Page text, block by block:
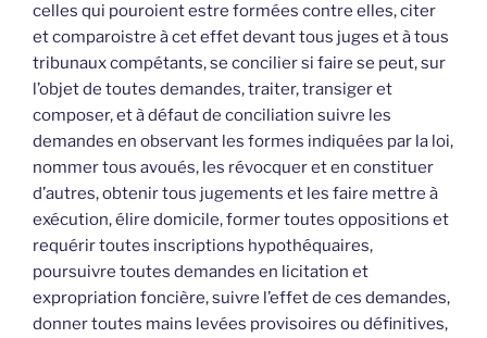
celles qui pouroient estre formées contre elles, citer
et comparoistre à cet effet devant tous juges et à tous
tribunaux compétants, se concilier si faire se peut, sur
l’objet de toutes demandes, traiter, transiger et
composer, et à défaut de conciliation suivre les
demandes en observant les formes indiquées par la loi,
nommer tous avoués, les révocquer et en constituer
d’autres, obtenir tous jugements et les faire mettre à
exécution, élire domicile, former toutes oppositions et
requérir toutes inscriptions hypothéquaires,
poursuivre toutes demandes en licitation et
expropriation foncière, suivre l’effet de ces demandes,
donner toutes mains levées provisoires ou définitives,